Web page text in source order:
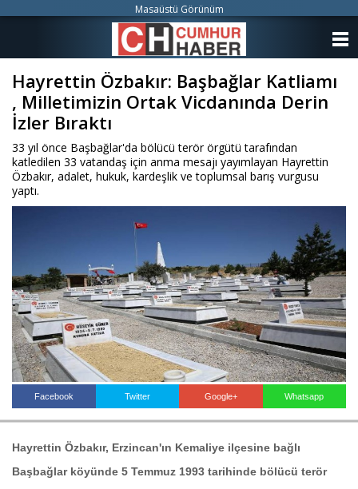
Hayrettin Özbakır: Başbağlar Katliamı
, Milletimizin Ortak Vicdanında Derin
İzler Bıraktı
33 yıl önce Başbağlar'da bölücü terör örgütü tarafından
katledilen 33 vatandaş için anma mesajı yayımlayan Hayrettin
Özbakır, adalet, hukuk, kardeşlik ve toplumsal barış vurgusu
yaptı.
Facebook Twitter Google+ Whatsapp
Hayrettin Özbakır, Erzincan'ın Kemaliye ilçesine bağlı
Başbağlar köyünde 5 Temmuz 1993 tarihinde bölücü terör
Masaüstü Görünüm
KATEGORİLER
ANKETLER
KÜNYE
İLETİŞİM